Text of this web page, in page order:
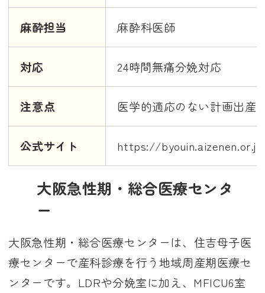
麻酔担当 麻酔科医師
対応 24時間無痛分娩対応
注意点 医学的適応のない計画出産
公式サイト https://
大阪急性期・総合医療センタ
ー
大阪急性期・総合医療センターは、住吉母子医
療センターで産科診療を行う地域周産期医療セ
ンターです。LDRや分娩室に加え、MFICU6室